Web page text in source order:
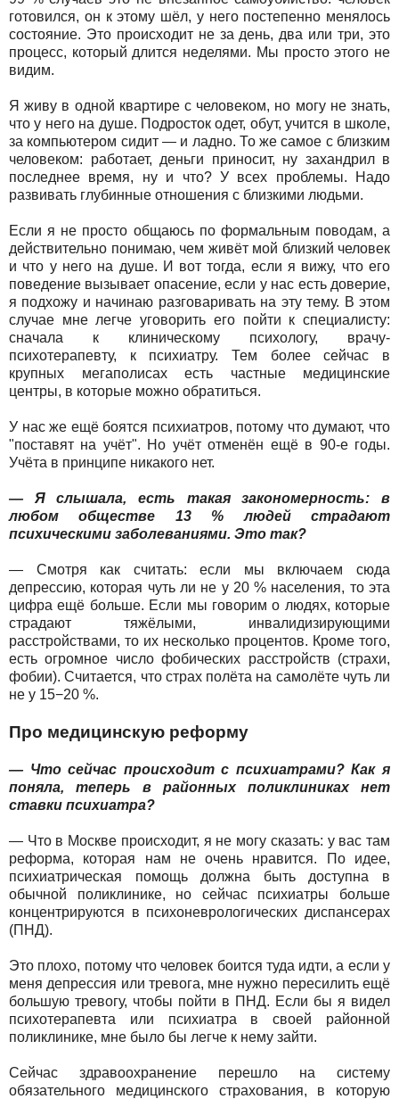
готовился, он к этому шёл, у него постепенно менялось
состояние. Это происходит не за день, два или три, это
процесс, который длится неделями. Мы просто этого не
видим.
Я живу в одной квартире с человеком, но могу не знать,
что у него на душе. Подросток одет, обут, учится в школе,
за компьютером сидит — и ладно. То же самое с близким
человеком: работает, деньги приносит, ну захандрил в
последнее время, ну и что? У всех проблемы. Надо
развивать глубинные отношения с близкими людьми.
Если я не просто общаюсь по формальным поводам, а
действительно понимаю, чем живёт мой близкий человек
и что у него на душе. И вот тогда, если я вижу, что его
поведение вызывает опасение, если у нас есть доверие,
я подхожу и начинаю разговаривать на эту тему. В этом
случае мне легче уговорить его пойти к специалисту:
сначала к клиническому психологу, врачу-
психотерапевту, к психиатру. Тем более сейчас в
крупных мегаполисах есть частные медицинские
центры, в которые можно обратиться.
У нас же ещё боятся психиатров, потому что думают, что
"поставят на учёт". Но учёт отменён ещё в 90-е годы.
Учёта в принципе никакого нет.
— Я слышала, есть такая закономерность: в
любом обществе 13 % людей страдают
психическими заболеваниями. Это так?
— Смотря как считать: если мы включаем сюда
депрессию, которая чуть ли не у 20 % населения, то эта
цифра ещё больше. Если мы говорим о людях, которые
страдают тяжёлыми, инвалидизирующими
расстройствами, то их несколько процентов. Кроме того,
есть огромное число фобических расстройств (страхи,
фобии). Считается, что страх полёта на самолёте чуть ли
не у 15−20 %.
Про медицинскую реформу
— Что сейчас происходит с психиатрами? Как я
поняла, теперь в районных поликлиниках нет
ставки психиатра?
— Что в Москве происходит, я не могу сказать: у вас там
реформа, которая нам не очень нравится. По идее,
психиатрическая помощь должна быть доступна в
обычной поликлинике, но сейчас психиатры больше
концентрируются в психоневрологических диспансерах
(ПНД).
Это плохо, потому что человек боится туда идти, а если у
меня депрессия или тревога, мне нужно пересилить ещё
большую тревогу, чтобы пойти в ПНД. Если бы я видел
психотерапевта или психиатра в своей районной
поликлинике, мне было бы легче к нему зайти.
Сейчас здравоохранение перешло на систему
обязательного медицинского страхования, в которую